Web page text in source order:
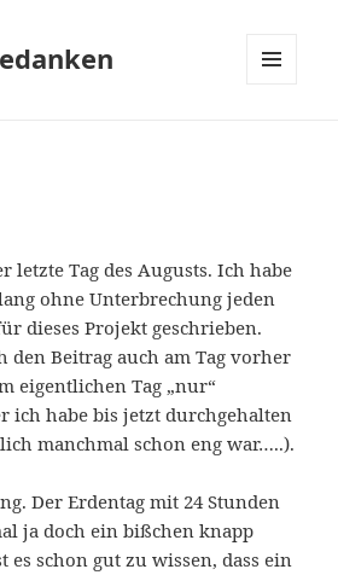
letzte Tag des Augusts. Ich habe
ohne Unterbrechung jeden
dieses Projekt geschrieben.
den Beitrag auch am Tag vorher
eigentlichen Tag „nur“
ich habe bis jetzt durchgehalten
manchmal schon eng war…..).
Der Erdentag mit 24 Stunden
ja doch ein bißchen knapp
es schon gut zu wissen, dass ein